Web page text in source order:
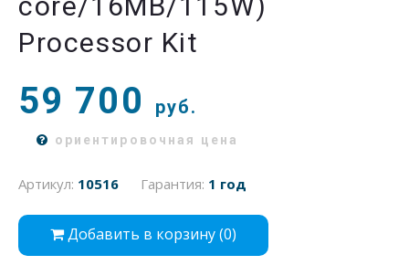
Processor Kit
59 700 руб.
ориентировочная цена
Артикул: 10516 Гарантия: 1 год
Добавить в корзину (0)